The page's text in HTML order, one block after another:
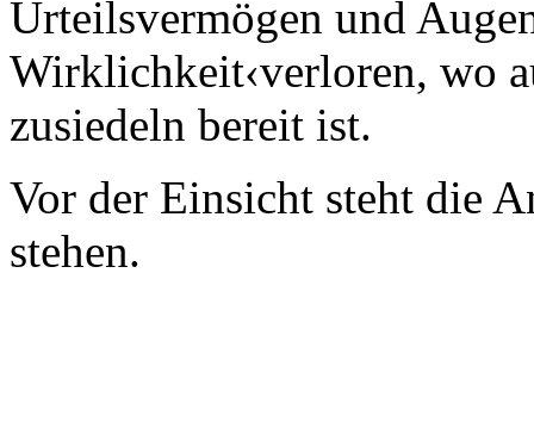
Urteilsvermögen und
Wirklichkeit‹verloren, wo
zusiedeln bereit ist.
Vor der Einsicht steht die
stehen.